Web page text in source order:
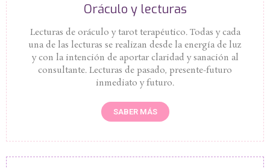
Oráculo y lecturas
Lecturas de oráculo y tarot terapéutico. Todas y cada
una de las lecturas se realizan desde la energía de luz
y con la intención de aportar claridad y sanación al
consultante. Lecturas de pasado, presente-futuro
inmediato y futuro.
SABER MÁS